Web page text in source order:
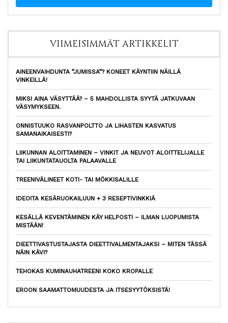
VIIMEISIMMÄT ARTIKKELIT
AINEENVAIHDUNTA ”JUMISSA”? KONEET KÄYNTIIN NÄILLÄ
VINKEILLÄ!
MIKSI AINA VÄSYTTÄÄ? – 5 MAHDOLLISTA SYYTÄ JATKUVAAN
VÄSYMYKSEEN.
ONNISTUUKO RASVANPOLTTO JA LIHASTEN KASVATUS
SAMANAIKAISESTI?
LIIKUNNAN ALOITTAMINEN – VINKIT JA NEUVOT ALOITTELIJALLE
TAI LIIKUNTATAUOLTA PALAAVALLE
TREENIVÄLINEET KOTI- TAI MÖKKISALILLE
IDEOITA KESÄRUOKAILUUN + 3 RESEPTIVINKKIÄ
KESÄLLÄ KEVENTÄMINEN KÄY HELPOSTI – ILMAN LUOPUMISTA
MISTÄÄN!
DIEETTIVASTUSTAJASTA DIEETTIVALMENTAJAKSI – MITEN TÄSSÄ
NÄIN KÄVI?
TEHOKAS KUMINAUHATREENI KOKO KROPALLE
EROON SAAMATTOMUUDESTA JA ITSESYYTÖKSISTÄ!